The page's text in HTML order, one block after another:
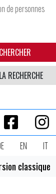
de personnes
RECHERCHE
EN IT
classique